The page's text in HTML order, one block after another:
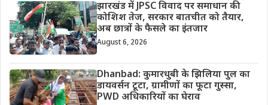
झारखंड में JPSC विवाद पर समाधान की
कोशिश तेज, सरकार बातचीत को तैयार,
अब छात्रों के फैसले का इंतजार
August 6, 2026
Dhanbad: कुमारधुबी के झिलिया पुल का
डायवर्सन टूटा, ग्रामीणों का फूटा गुस्सा,
PWD अधिकारियों का घेराव